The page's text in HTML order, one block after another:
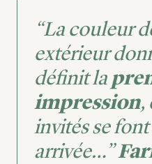
“La couleur
extérieur
définit la
impression,
invités se
arrivée…”